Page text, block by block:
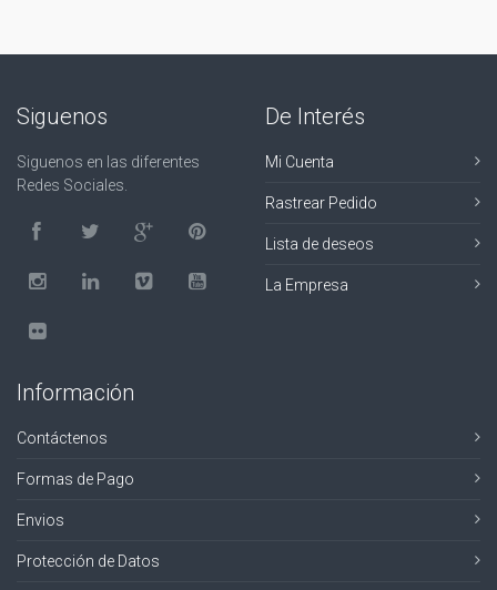
Siguenos
Siguenos en las diferentes
Redes Sociales.
De Interés
Mi Cuenta
Rastrear Pedido
Lista de deseos
La Empresa
Información
Contáctenos
Formas de Pago
Envios
Protección de Datos